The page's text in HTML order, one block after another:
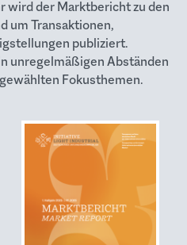
wird der Marktbericht zu den
um Transaktionen,
publiziert.
unregelmäßigen Abständen
Fokusthemen.